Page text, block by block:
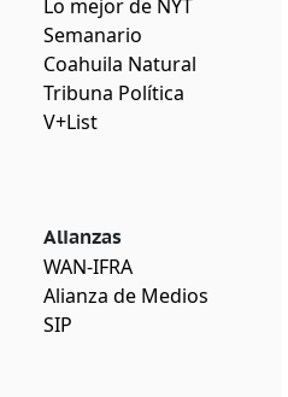
Lo mejor de NYT
Semanario
Coahuila Natural
Tribuna Política
V+List
Alianzas
WAN-IFRA
Alianza de Medios
SIP